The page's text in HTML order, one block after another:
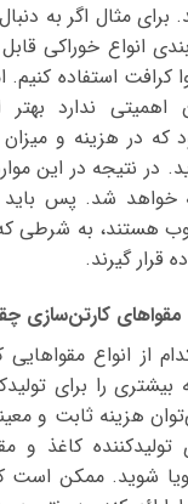
برای مثال اگر به
انواع خوراکی قابل
استفاده کنیم.
اهمیتی ندارد
که در هزینه و میزان
در نتیجه در این
خواهد شد. پس
هستند، به شرطی
قرار گیرند.
مقواهای کارتن‌سازی
از انواع مقواهایی
بیشتری را برای
هزینه ثابت و
کاغذ و
شوید. ممکن